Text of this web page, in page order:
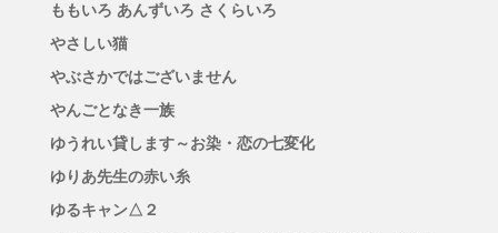
ももいろ あんずいろ さくらいろ
やさしい猫
やぶさかではございません
やんごとなき一族
ゆうれい貸します～お染・恋の七変化
ゆりあ先生の赤い糸
ゆるキャン△２